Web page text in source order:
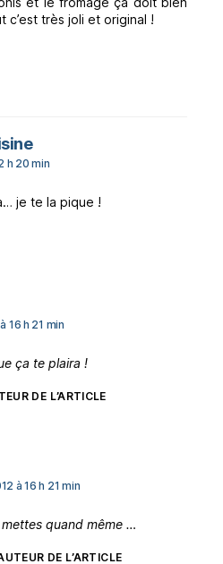
très joli et original !
dit :
h 20 min
je te la pique !
16 h 21 min
ça te plaira !
DE L’ARTICLE
:
à 16 h 21 min
mettes quand même …
DE L’ARTICLE